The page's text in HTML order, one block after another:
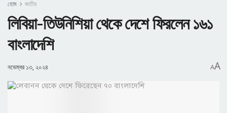
হোম জাতীয়
লি‌বিয়া-‌তিউ‌নি‌শিয়া থেকে দেশে ফিরলেন ১৬১
বাংলাদেশি
নভেম্বর ১৩, ২০২৪ AA